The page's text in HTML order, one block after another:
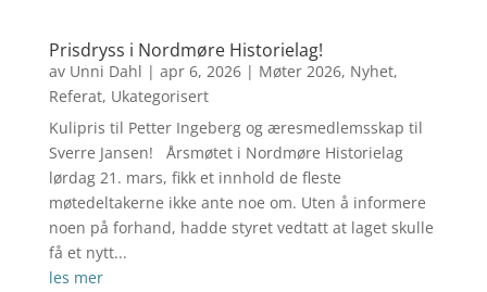
Prisdryss i Nordmøre Historielag!
av Unni Dahl | apr 6, 2026| Møter 2026, Nyhet,
Referat, Ukategorisert
Kulipris til Petter Ingeberg og æresmedlemsskap til
Sverre Jansen! Årsmøtet i Nordmøre Historielag
lørdag 21. mars, fikk et innhold de fleste
møtedeltakerne ikke ante noe om. Uten å informere
noen på forhand, hadde styret vedtatt at laget skulle
få et nytt...
les mer